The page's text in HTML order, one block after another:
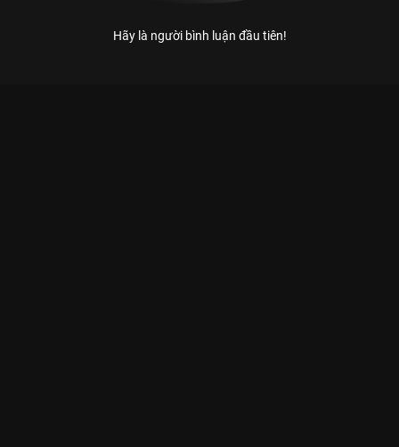
Hãy là người bình luận đầu tiên!